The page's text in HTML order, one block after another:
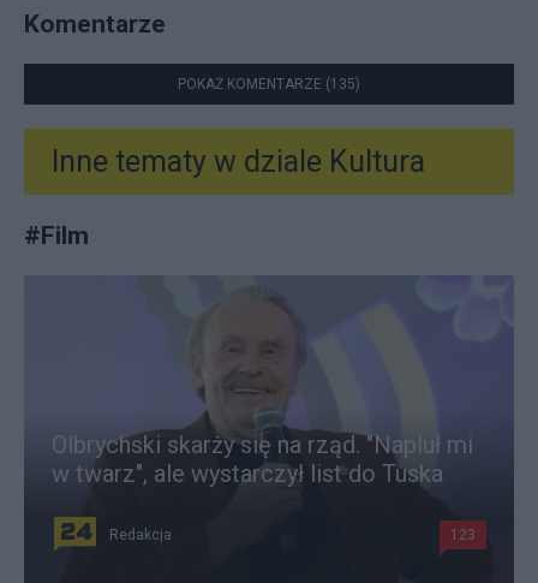
Komentarze
POKAŻ KOMENTARZE (135)
Inne tematy w dziale Kultura
#Film
Olbrychski skarży się na rząd. "Napluł mi
w twarz", ale wystarczył list do Tuska
Redakcja 123